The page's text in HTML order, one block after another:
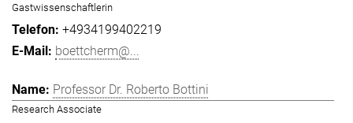
Gastwissenschaftlerin
+4934199402219
boettcherm@...
Professor Dr. Roberto Bottini
Research Associate